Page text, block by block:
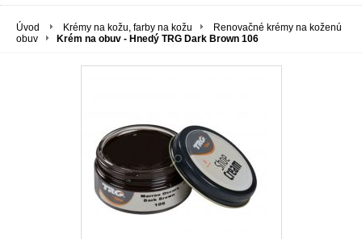
Úvod Krémy na kožu, farby na kožu
Renovačné krémy na koženú
obuv
Krém na obuv - Hnedý TRG Dark Brown 106